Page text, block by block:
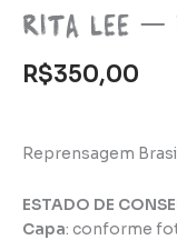
Rita Lee –
R$350,00
Reprensagem
ESTADO DE
Capa: conforme